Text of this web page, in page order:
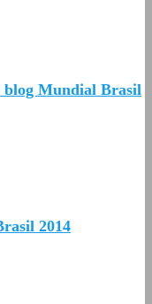
blog Mundial Brasil
2014